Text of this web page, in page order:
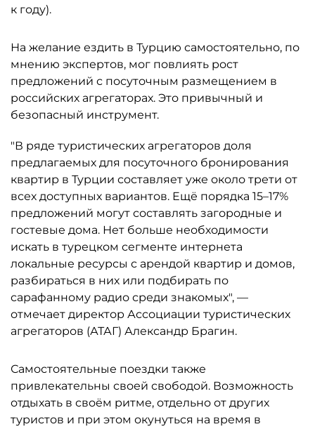
к году).
На желание ездить в Турцию самостоятельно, по
мнению экспертов, мог повлиять рост
предложений с посуточным размещением в
российских агрегаторах. Это привычный и
безопасный инструмент.
"В ряде туристических агрегаторов доля
предлагаемых для посуточного бронирования
квартир в Турции составляет уже около трети от
всех доступных вариантов. Ещё порядка 15–17%
предложений могут составлять загородные и
гостевые дома. Нет больше необходимости
искать в турецком сегменте интернета
локальные ресурсы с арендой квартир и домов,
разбираться в них или подбирать по
сарафанному радио среди знакомых", —
отмечает директор Ассоциации туристических
агрегаторов (АТАГ) Александр Брагин.
Самостоятельные поездки также
привлекательны своей свободой. Возможность
отдыхать в своём ритме, отдельно от других
туристов и при этом окунуться на время в